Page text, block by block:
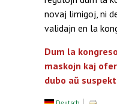
novaj limigoj, ni
validajn en la
Dum la
maskojn kaj
dubo aŭ